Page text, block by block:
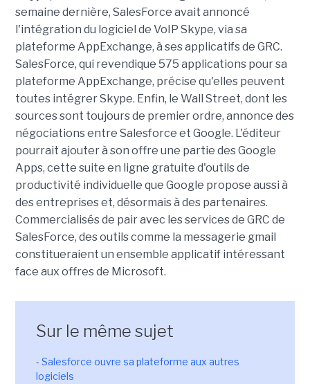
semaine dernière, SalesForce avait annoncé
l'intégration du logiciel de VoIP Skype, via sa
plateforme AppExchange, à ses applicatifs de GRC.
SalesForce, qui revendique 575 applications pour sa
plateforme AppExchange, précise qu'elles peuvent
toutes intégrer Skype. Enfin, le Wall Street, dont les
sources sont toujours de premier ordre, annonce des
négociations entre Salesforce et Google. L'éditeur
pourrait ajouter à son offre une partie des Google
Apps, cette suite en ligne gratuite d'outils de
productivité individuelle que Google propose aussi à
des entreprises et, désormais à des partenaires.
Commercialisés de pair avec les services de GRC de
SalesForce, des outils comme la messagerie gmail
constitueraient un ensemble applicatif intéressant
face aux offres de Microsoft.
Sur le même sujet
- Salesforce ouvre sa plateforme aux autres
logiciels